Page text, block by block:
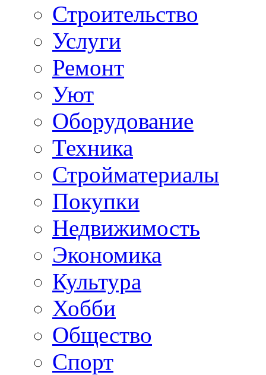
Строительство
Услуги
Ремонт
Уют
Оборудование
Техника
Стройматериалы
Покупки
Недвижимость
Экономика
Культура
Хобби
Общество
Спорт